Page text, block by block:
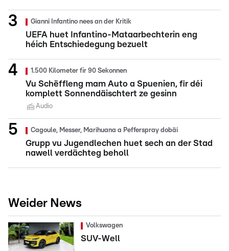
Gianni Infantino nees an der Kritik
UEFA huet Infantino-Mataarbechterin eng
héich Entschiedegung bezuelt
1.500 Kilometer fir 90 Sekonnen
Vu Schëffleng mam Auto a Spuenien, fir déi
komplett Sonnendäischtert ze gesinn
Audio
Cagoule, Messer, Marihuana a Pefferspray dobäi
Grupp vu Jugendlechen huet sech an der Stad
nawell verdächteg beholl
Weider News
Volkswagen
SUV-Well